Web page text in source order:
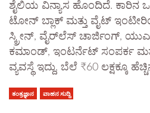
ಶೈಲಿಯ ವಿನ್ಯಾಸ ಹೊಂದಿದೆ. ಕಾರಿನ
ಟೋನ್ ಬ್ಲಾಕ್ ಮತ್ತು ವೈಟ್
ಸ್ಕ್ರೀನ್, ವೈರ್‌ಲೆಸ್ ಚಾರ್ಜಿಂಗ್,
ಕಮಾಂಡ್, ಇಂಟರ್ನೆಟ್ ಸಂಪರ್ಕ
ವ್ಯವಸ್ಥೆ ಇದ್ದು, ಬೆಲೆ ₹60 ಲಕ್ಷಕ್ಕೂ
ತಂತ್ರಜ್ಞಾನ ವಾಹನ ಸುದ್ದಿ